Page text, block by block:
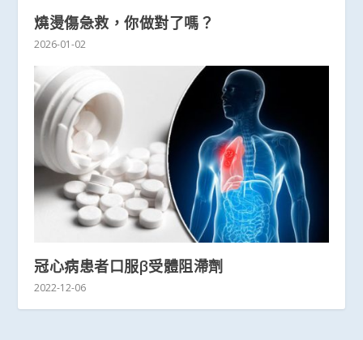
燒燙傷急救，你做對了嗎？
2026-01-02
冠心病患者口服β受體阻滯劑
2022-12-06